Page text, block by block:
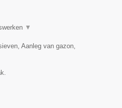
▼
Aanleg van gazon,